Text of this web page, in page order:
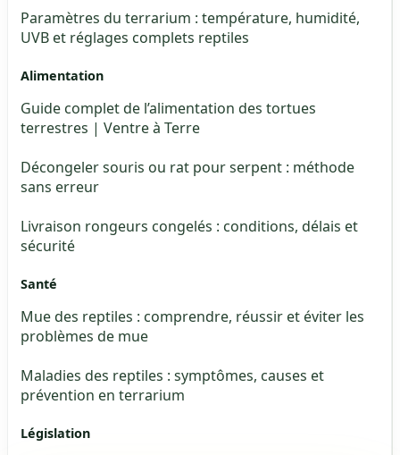
Paramètres du terrarium : température, humidité,
UVB et réglages complets reptiles
Alimentation
Guide complet de l’alimentation des tortues
terrestres | Ventre à Terre
Décongeler souris ou rat pour serpent : méthode
sans erreur
Livraison rongeurs congelés : conditions, délais et
sécurité
Santé
Mue des reptiles : comprendre, réussir et éviter les
problèmes de mue
Maladies des reptiles : symptômes, causes et
prévention en terrarium
Législation